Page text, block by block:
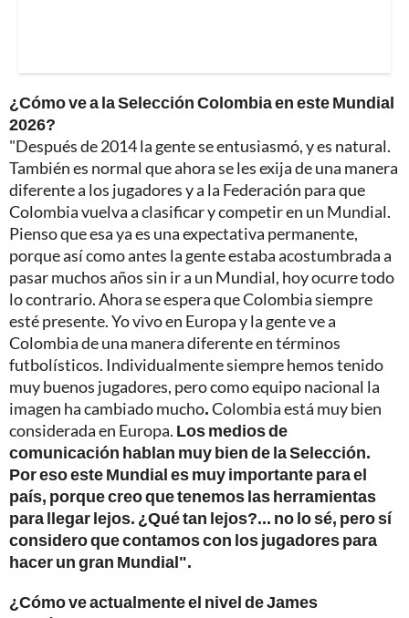
¿Cómo ve a la Selección Colombia en este Mundial
2026?
"Después de 2014 la gente se entusiasmó, y es natural.
También es normal que ahora se les exija de una manera
diferente a los jugadores y a la Federación para que
Colombia vuelva a clasificar y competir en un Mundial.
Pienso que esa ya es una expectativa permanente,
porque así como antes la gente estaba acostumbrada a
pasar muchos años sin ir a un Mundial, hoy ocurre todo
lo contrario. Ahora se espera que Colombia siempre
esté presente. Yo vivo en Europa y la gente ve a
Colombia de una manera diferente en términos
futbolísticos. Individualmente siempre hemos tenido
muy buenos jugadores, pero como equipo nacional la
imagen ha cambiado mucho.Colombia está muy bien
considerada en Europa. Los medios de
comunicación hablan muy bien de la Selección.
Por eso este Mundial es muy importante para el
país, porque creo que tenemos las herramientas
para llegar lejos. ¿Qué tan lejos?... no lo sé, pero sí
considero que contamos con los jugadores para
hacer un gran Mundial".
¿Cómo ve actualmente el nivel de James